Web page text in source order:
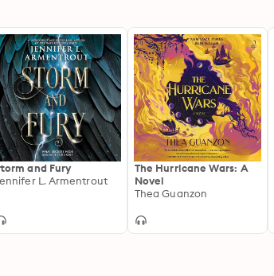
and Fury
L. Armentrout
The Hurricane Wars: A
Novel
Thea Guanzon